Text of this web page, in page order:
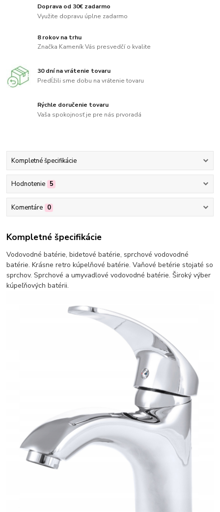
Doprava od 30€ zadarmo
Využite dopravu úplne zadarmo
8 rokov na trhu
Značka Kameník Vás presvedčí o kvalite
30 dní na vrátenie tovaru
Predĺžili sme dobu na vrátenie tovaru
Rýchle doručenie tovaru
Vaša spokojnosť je pre nás prvoradá
Kompletné špecifikácie
Hodnotenie 5
Komentáre 0
Kompletné špecifikácie
Vodovodné batérie, bidetové batérie, sprchové vodovodné
batérie. Krásne retro kúpelňové batérie. Vaňové betérie stojaté so
sprchov. Sprchové a umyvadlové vodovodné batérie. Široký výber
kúpeľňových batérii.